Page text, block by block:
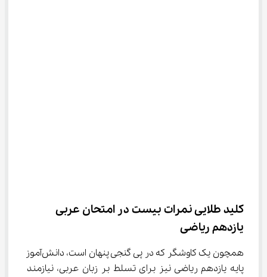
کلید طلایی نمرات بیست در امتحان عربی
یازدهم ریاضی
همچون یک کاوشگر که در پی گنجی پنهان است، دانش‌آموز
پایه یازدهم ریاضی نیز برای تسلط بر زبان عربی، نیازمند